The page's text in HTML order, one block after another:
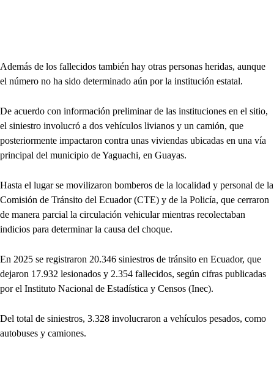
Además de los fallecidos también hay otras personas heridas, aunque
el número no ha sido determinado aún por la institución estatal.
De acuerdo con información preliminar de las instituciones en el sitio,
el siniestro involucró a dos vehículos livianos y un camión, que
posteriormente impactaron contra unas viviendas ubicadas en una vía
principal del municipio de Yaguachi, en Guayas.
Hasta el lugar se movilizaron bomberos de la localidad y personal de la
Comisión de Tránsito del Ecuador (CTE) y de la Policía, que cerraron
de manera parcial la circulación vehicular mientras recolectaban
indicios para determinar la causa del choque.
En 2025 se registraron 20.346 siniestros de tránsito en Ecuador, que
dejaron 17.932 lesionados y 2.354 fallecidos, según cifras publicadas
por el Instituto Nacional de Estadística y Censos (Inec).
Del total de siniestros, 3.328 involucraron a vehículos pesados, como
autobuses y camiones.